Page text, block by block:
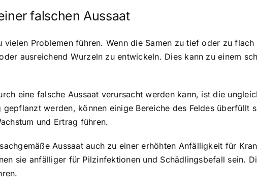
falschen Aussaat
vielen Problemen führen. Wenn die Samen zu tief oder zu
ausreichend Wurzeln zu entwickeln. Dies kann zu einem
eine falsche Aussaat verursacht werden kann, ist die
werden, können einige Bereiche des Feldes überfüllt
und Ertrag führen.
Aussaat auch zu einer erhöhten Anfälligkeit für
sie anfälliger für Pilzinfektionen und Schädlingsbefall sein.